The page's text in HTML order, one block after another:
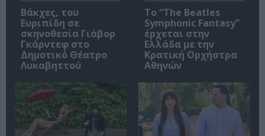
Βάκχες, του
Ευριπίδη σε
σκηνοθεσία Γιάβορ
Γκάρντεφ στο
Δημοτικό Θέατρο
Λυκαβηττού
Το “The Beatles
Symphonic Fantasy”
έρχεται στην
Ελλάδα με την
Κρατική Ορχήστρα
Αθηνών